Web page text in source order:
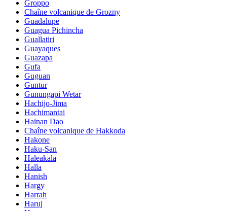
Groppo
Chaîne volcanique de Grozny
Guadalupe
Guagua Pichincha
Guallatiri
Guayaques
Guazapa
Gufa
Guguan
Guntur
Gunungapi Wetar
Hachijo-Jima
Hachimantai
Hainan Dao
Chaîne volcanique de Hakkoda
Hakone
Haku-San
Haleakala
Halla
Hanish
Hargy
Harrah
Haruj